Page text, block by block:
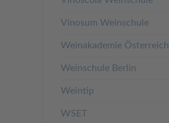
Vinosum Weinschule
Weinakademie Österreich
Weinschule Berlin
Weintip
WSET